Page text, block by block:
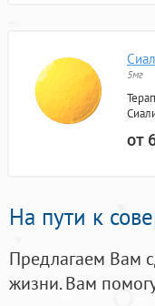
5мг
от
На пути к
Предлагаем Вам
жизни. Вам